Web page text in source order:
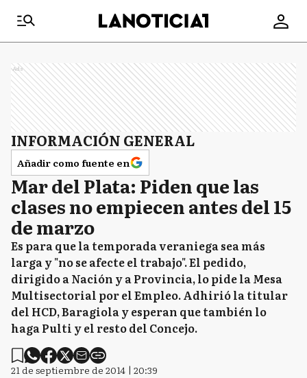
Ads
INFORMACIÓN GENERAL
Añadir como fuente en
Mar del Plata: Piden que las
clases no empiecen antes del 15
de marzo
Es para que la temporada veraniega sea más
larga y "no se afecte el trabajo". El pedido,
dirigido a Nación y a Provincia, lo pide la Mesa
Multisectorial por el Empleo. Adhirió la titular
del HCD, Baragiola y esperan que también lo
haga Pulti y el resto del Concejo.
21 de septiembre de 2014 | 20:39